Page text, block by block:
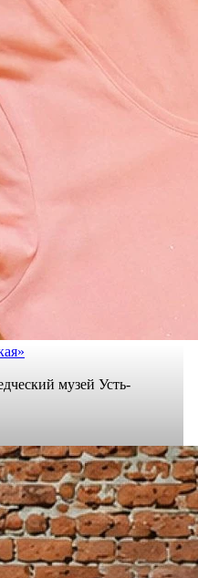
музей Усть-